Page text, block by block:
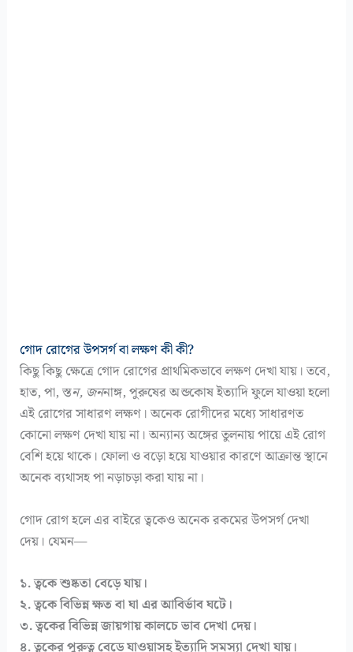
গোদ রোগের উপসর্গ বা লক্ষণ কী কী?
কিছু কিছু ক্ষেত্রে গোদ রোগের প্রাথমিকভাবে লক্ষণ দেখা যায়। তবে,
হাত, পা, স্তন, জননাঙ্গ, পুরুষের অন্ডকোষ ইত্যাদি ফুলে যাওয়া হলো
এই রোগের সাধারণ লক্ষণ। অনেক রোগীদের মধ্যে সাধারণত
কোনো লক্ষণ দেখা যায় না। অন্যান্য অঙ্গের তুলনায় পায়ে এই রোগ
বেশি হয়ে থাকে। ফোলা ও বড়ো হয়ে যাওয়ার কারণে আক্রান্ত স্থানে
অনেক ব্যথাসহ পা নড়াচড়া করা যায় না।
গোদ রোগ হলে এর বাইরে ত্বকেও অনেক রকমের উপসর্গ দেখা
দেয়। যেমন—
১. ত্বকে শুষ্কতা বেড়ে যায়।
২. ত্বকে বিভিন্ন ক্ষত বা ঘা এর আবির্ভাব ঘটে।
৩. ত্বকের বিভিন্ন জায়গায় কালচে ভাব দেখা দেয়।
৪. ত্বকের পুরুত্ব বেড়ে যাওয়াসহ ইত্যাদি সমস্যা দেখা যায়।